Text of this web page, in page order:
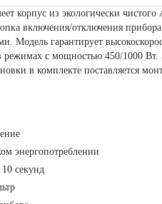
корпус из экологически чистого
включения/отключения
Модель гарантирует
режимах с мощностью 450/1000 Вт.
в комплекте поставляется
энергопотреблении
10 секунд